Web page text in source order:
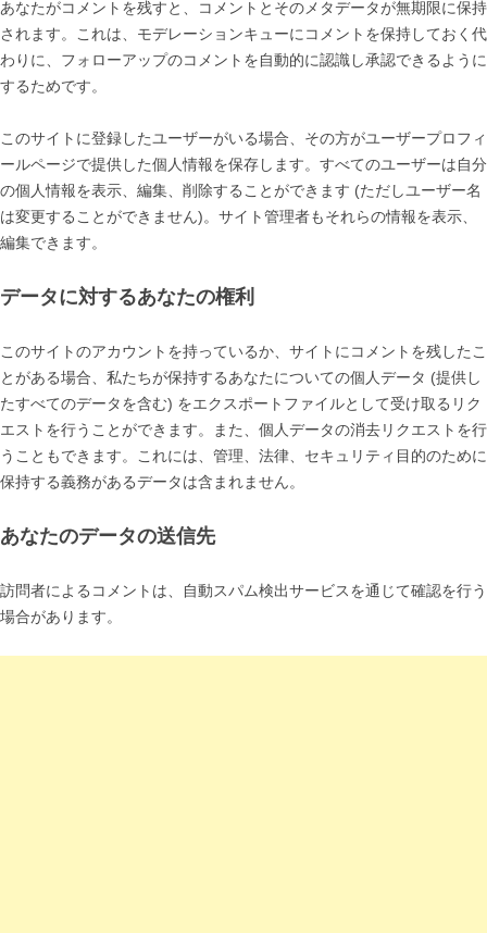
あなたがコメントを残すと、コメントとそのメタデータが無期限に保持
されます。これは、モデレーションキューにコメントを保持しておく代
わりに、フォローアップのコメントを自動的に認識し承認できるように
するためです。
このサイトに登録したユーザーがいる場合、その方がユーザープロフィ
ールページで提供した個人情報を保存します。すべてのユーザーは自分
の個人情報を表示、編集、削除することができます (ただしユーザー名
は変更することができません)。サイト管理者もそれらの情報を表示、
編集できます。
データに対するあなたの権利
このサイトのアカウントを持っているか、サイトにコメントを残したこ
とがある場合、私たちが保持するあなたについての個人データ (提供し
たすべてのデータを含む) をエクスポートファイルとして受け取るリク
エストを行うことができます。また、個人データの消去リクエストを行
うこともできます。これには、管理、法律、セキュリティ目的のために
保持する義務があるデータは含まれません。
あなたのデータの送信先
訪問者によるコメントは、自動スパム検出サービスを通じて確認を行う
場合があります。